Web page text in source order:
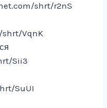
shrt/r2nS
shrt/VqnK
Sii3
SuUI